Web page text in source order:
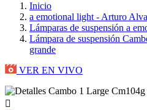
Inicio
a emotional light - Arturo
Lámparas de suspensión a
Lámpara de suspensión
grande
VER EN VIVO
